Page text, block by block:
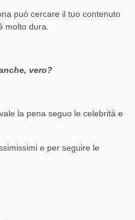
può cercare il tuo contenuto
molto dura.
vero?
la pena seguo le celebrità e
e per seguire le